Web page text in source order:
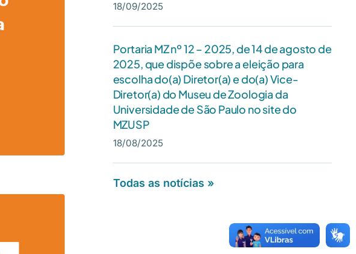
18/09/2025
Portaria MZ nº 12 – 2025, de 14 de agosto de
2025, que dispõe sobre a eleição para
escolha do(a) Diretor(a) e do(a) Vice-
Diretor(a) do Museu de Zoologia da
Universidade de São Paulo no site do
MZUSP
18/08/2025
Todas as notícias »